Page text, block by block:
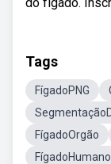
Tags
FígadoPNG
FígadoOrgão